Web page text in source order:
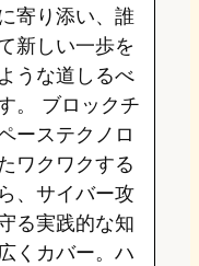
寄り添い、誰
新しい一歩を
うな道しるべ
。 ブロックチ
ーステクノロ
ワクワクする
、サイバー攻
る実践的な知
くカバー。ハ